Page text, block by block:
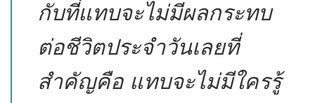
กับที่แทบจะไม่มีผลกระทบ
ต่อชีวิตประจำวันเลยที่
สำคัญคือ แทบจะไม่มีใครรู้